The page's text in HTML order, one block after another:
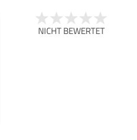
NICHT BEWERTET